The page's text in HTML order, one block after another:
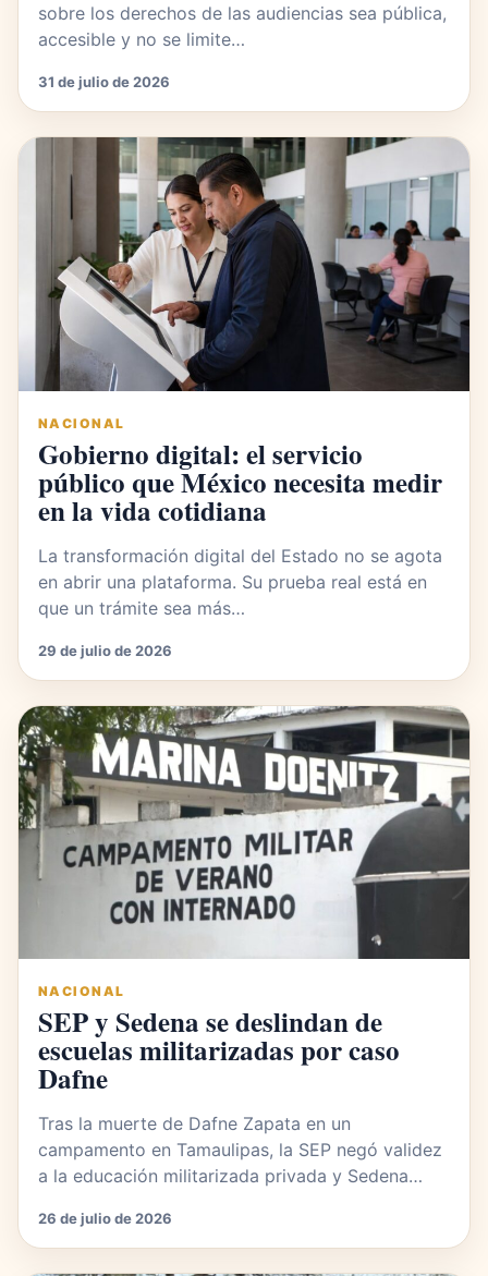
sobre los derechos de las audiencias sea pública,
accesible y no se limite…
31 de julio de 2026
NACIONAL
Gobierno digital: el servicio
público que México necesita medir
en la vida cotidiana
La transformación digital del Estado no se agota
en abrir una plataforma. Su prueba real está en
que un trámite sea más…
29 de julio de 2026
NACIONAL
SEP y Sedena se deslindan de
escuelas militarizadas por caso
Dafne
Tras la muerte de Dafne Zapata en un
campamento en Tamaulipas, la SEP negó validez
a la educación militarizada privada y Sedena…
26 de julio de 2026